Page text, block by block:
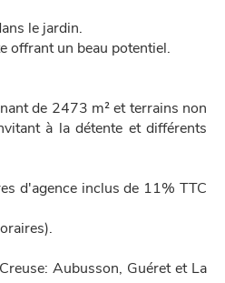
le jardin.
offrant un beau potentiel.
de 2473 m² et terrains non
à la détente et différents
d'agence inclus de 11% TTC
Aubusson, Guéret et La